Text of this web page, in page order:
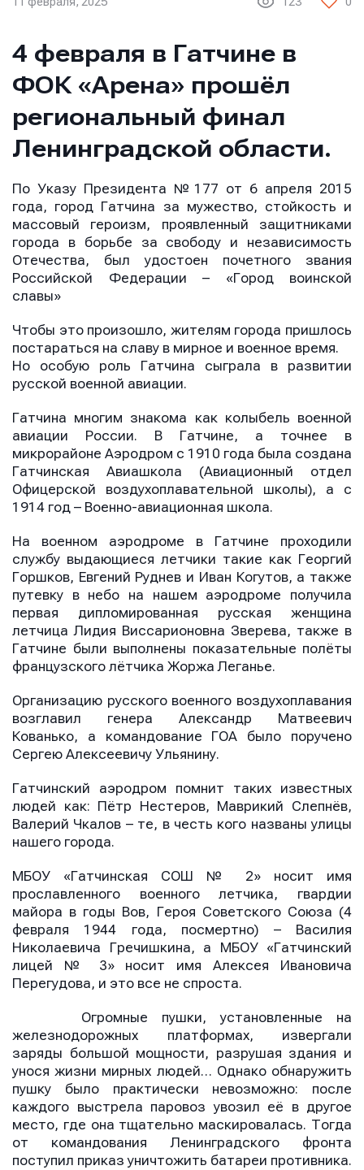
4 февраля в Гатчине в
ФОК «Арена» прошёл
региональный финал
Ленинградской области.
По Указу Президента №177 от 6 апреля 2015
года, город Гатчина за мужество, стойкость и
массовый героизм, проявленный защитниками
города в борьбе за свободу и независимость
Отечества, был удостоен почетного звания
Российской Федерации – «Город воинской
славы»
Чтобы это произошло, жителям города пришлось
постараться на славу в мирное и военное время.
Но особую роль Гатчина сыграла в развитии
русской военной авиации.
Гатчина многим знакома как колыбель военной
авиации России. В Гатчине, а точнее в
микрорайоне Аэродром с 1910 года была создана
Гатчинская Авиашкола (Авиационный отдел
Офицерской воздухоплавательной школы), а с
1914 год – Военно-авиационная школа.
На военном аэродроме в Гатчине проходили
службу выдающиеся летчики такие как Георгий
Горшков, Евгений Руднев и Иван Когутов, а также
путевку в небо на нашем аэродроме получила
первая дипломированная русская женщина
летчица Лидия Виссарионовна Зверева, также в
Гатчине были выполнены показательные полёты
французского лётчика Жоржа Леганье.
Организацию русского военного воздухоплавания
возглавил генера Александр Матвеевич
Кованько, а командование ГОА было поручено
Сергею Алексеевичу Ульянину.
Гатчинский аэродром помнит таких известных
людей как: Пётр Нестеров, Маврикий Слепнёв,
Валерий Чкалов – те, в честь кого названы улицы
нашего города.
МБОУ «Гатчинская СОШ № 2» носит имя
прославленного военного летчика, гвардии
майора в годы Вов, Героя Советского Союза (4
февраля 1944 года, посмертно) – Василия
Николаевича Гречишкина, а МБОУ «Гатчинский
лицей № 3» носит имя Алексея Ивановича
Перегудова, и это все не спроста.
Огромные пушки, установленные на
железнодорожных платформах, извергали
заряды большой мощности, разрушая здания и
унося жизни мирных людей… Однако обнаружить
пушку было практически невозможно: после
каждого выстрела паровоз увозил её в другое
место, где она тщательно маскировалась. Тогда
от командования Ленинградского фронта
поступил приказ уничтожить батареи противника.